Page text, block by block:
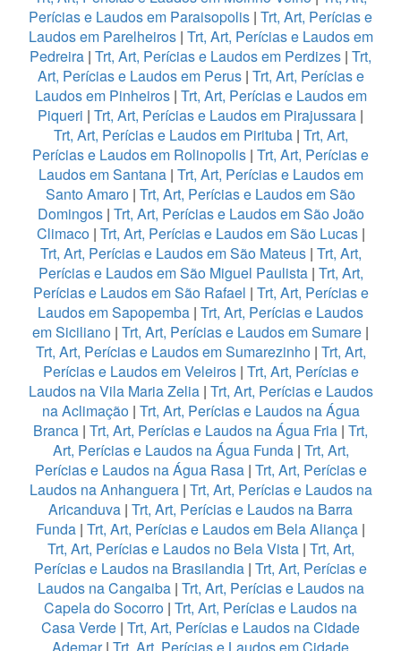
Perícias e Laudos em Paraisopolis | Trt, Art, Perícias e
Laudos em Parelheiros| Trt, Art, Perícias e Laudos em
Pedreira | Trt, Art, Perícias e Laudos em Perdizes | Trt,
Art, Perícias e Laudos em Perus| Trt, Art, Perícias e
Laudos em Pinheiros| Trt, Art, Perícias e Laudos em
Piqueri | Trt, Art, Perícias e Laudos em Pirajussara |
Trt, Art, Perícias e Laudos em Pirituba| Trt, Art,
Perícias e Laudos em Rolinopolis | Trt, Art, Perícias e
Laudos em Santana| Trt, Art, Perícias e Laudos em
Santo Amaro | Trt, Art, Perícias e Laudos em São
Domingos| Trt, Art, Perícias e Laudos em São João
Climaco| Trt, Art, Perícias e Laudos em São Lucas|
Trt, Art, Perícias e Laudos em São Mateus | Trt, Art,
Perícias e Laudos em São Miguel Paulista| Trt, Art,
Perícias e Laudos em São Rafael | Trt, Art, Perícias e
Laudos em Sapopemba | Trt, Art, Perícias e Laudos
em Siciliano | Trt, Art, Perícias e Laudos em Sumare |
Trt, Art, Perícias e Laudos em Sumarezinho| Trt, Art,
Perícias e Laudos em Veleiros| Trt, Art, Perícias e
Laudos na Vila Maria Zelia| Trt, Art, Perícias e Laudos
na Aclimação| Trt, Art, Perícias e Laudos na Água
Branca | Trt, Art, Perícias e Laudos na Água Fria | Trt,
Art, Perícias e Laudos na Água Funda| Trt, Art,
Perícias e Laudos na Água Rasa | Trt, Art, Perícias e
Laudos na Anhanguera| Trt, Art, Perícias e Laudos na
Aricanduva | Trt, Art, Perícias e Laudos na Barra
Funda | Trt, Art, Perícias e Laudos em Bela Aliança |
Trt, Art, Perícias e Laudos no Bela Vista| Trt, Art,
Perícias e Laudos na Brasilandia | Trt, Art, Perícias e
Laudos na Cangaiba| Trt, Art, Perícias e Laudos na
Capela do Socorro | Trt, Art, Perícias e Laudos na
Casa Verde | Trt, Art, Perícias e Laudos na Cidade